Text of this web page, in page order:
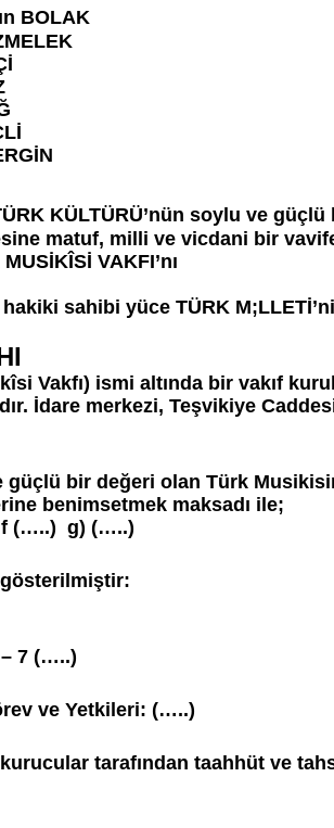
BOLAK
KÜLTÜRÜ’nün soylu ve
matuf, milli ve vicdani bir
hakiki sahibi yüce TÜRK
Vakfı) ismi altında bir vakıf
İdare merkezi, Teşvikiye
bir değeri olan Türk
benimsetmek maksadı ile;
(…..) g) (…..)
gösterilmiştir:
7 (…..)
ve Yetkileri: (…..)
kurucular tarafından taahhüt ve